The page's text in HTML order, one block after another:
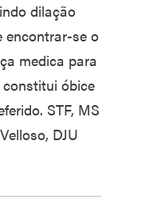
dilação
encontrar-se o
medica para
óbice
STF, MS
DJU